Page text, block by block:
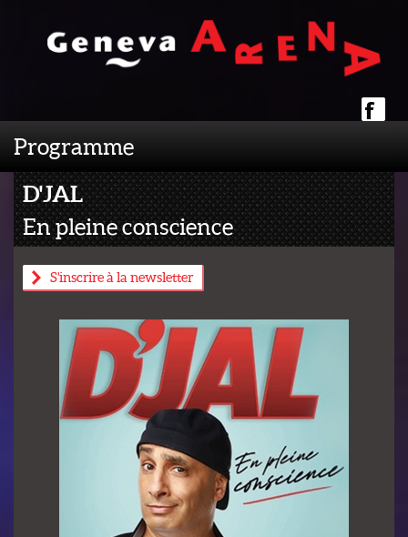
Programme
D'JAL
En pleine conscience
S'inscrire à la newsletter